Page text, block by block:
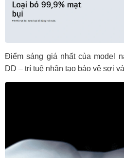
Điểm sáng giá nhất của model
DD – trí tuệ nhân tạo bảo vệ sợi